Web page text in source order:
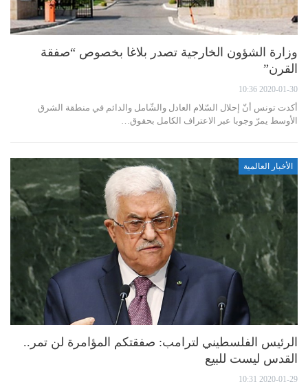
وزارة الشؤون الخارجية تصدر بلاغا بخصوص “صفقة
القرن”
2020-01-30 10:36
أكدت تونس أنّ إحلال السّلام العادل والشّامل والدائم في منطقة الشرق
الأوسط يمرّ وجوبا عبر الاعتراف الكامل بحقوق…
الأخبار العالمية
الرئيس الفلسطيني لترامب: صفقتكم المؤامرة لن تمر..
القدس ليست للبيع
2020-01-29 10:31